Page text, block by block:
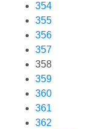
354
355
356
357
358
359
360
361
362